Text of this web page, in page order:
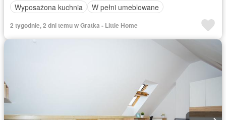
Wyposażona kuchnia
W pełni umeblowane
2 tygodnie, 2 dni temu w Gratka - Little Home